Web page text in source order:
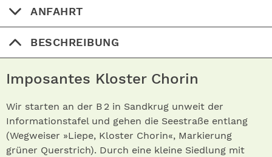
ANFAHRT
BESCHREIBUNG
Imposantes Kloster Chorin
Wir starten an der B 2 in Sandkrug unweit der
Informationstafel und gehen die Seestraße entlang
(Wegweiser »Liepe, Kloster Chorin«, Markierung
grüner Querstrich). Durch eine kleine Siedlung mit